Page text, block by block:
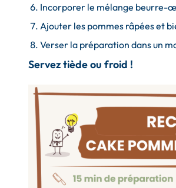
Incorporer le mélange beurre-
Ajouter les pommes râpées et
Verser la préparation dans un
Servez tiède ou froid !